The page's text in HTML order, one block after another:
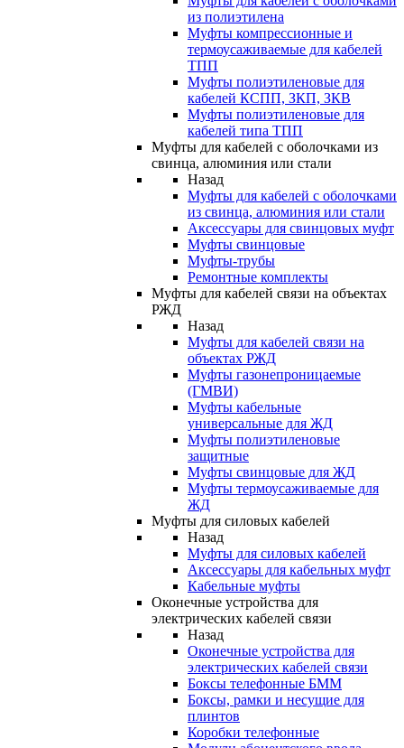
из полиэтилена
Муфты компрессионные и
термоусаживаемые для кабелей
ТПП
Муфты полиэтиленовые для
кабелей КСПП, ЗКП, ЗКВ
Муфты полиэтиленовые для
кабелей типа ТПП
Муфты для кабелей с оболочками из
свинца, алюминия или стали
Назад
Муфты для кабелей с оболочками
из свинца, алюминия или стали
Аксессуары для свинцовых муфт
Муфты свинцовые
Муфты-трубы
Ремонтные комплекты
Муфты для кабелей связи на объектах
РЖД
Назад
Муфты для кабелей связи на
объектах РЖД
Муфты газонепроницаемые
(ГМВИ)
Муфты кабельные
универсальные для ЖД
Муфты полиэтиленовые
защитные
Муфты свинцовые для ЖД
Муфты термоусаживаемые для
ЖД
Муфты для силовых кабелей
Назад
Муфты для силовых кабелей
Аксессуары для кабельных муфт
Кабельные муфты
Оконечные устройства для
электрических кабелей связи
Назад
Оконечные устройства для
электрических кабелей связи
Боксы телефонные БММ
Боксы, рамки и несущие для
плинтов
Коробки телефонные